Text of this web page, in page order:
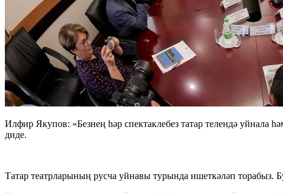
Илфир Якупов: «Безнең һәр спектаклебез татар телендә уйнала
диде.
Татар театрларының русча уйнавы турында ишеткәләп торабыз.